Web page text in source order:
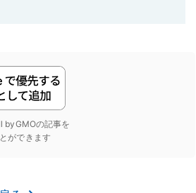
byGMOの記事を
ができます